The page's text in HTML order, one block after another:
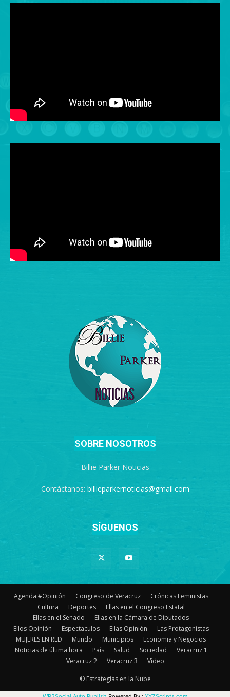
SOBRE NOSOTROS
Billie Parker Noticias
Contáctanos: billieparkernoticias@gmail.com
SÍGUENOS
Agenda #Opinión Congreso de Veracruz
Crónicas Feministas
Cultura
Deportes
Ellas en el Congreso Estatal
Ellas en el Senado
Ellas en la Cámara de Diputados
Ellos Opinión
Espectaculos Ellas Opinión
Las Protagonistas
MUJERES EN RED
Mundo Municipios
Economia y Negocios
Noticias de última hora
País Salud Sociedad
Veracruz 1
Veracruz 2
Veracruz 3 Video
© Estrategias en la Nube